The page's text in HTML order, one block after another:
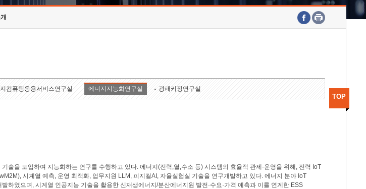
호남권연구본부
기획본부
컴퓨팅응용서비스연구실 에너지지능화연구실 광패키징연구실
술을 도입하여 지능화하는 연구를 수행하고 있다. 에너지(전력,열,수소 등) 시스템의 효율적 관제·운영을 위해, 전력 IoT
시계열 예측, 운영 최적화, 업무지원 LLM, 피지컬AI, 자율실험실 기술을 연구개발하고 있다. 에너지 분야 IoT
하였으며, 시계열 인공지능 기술을 활용한 신재생에너지/분산에너지원 발전·수요·가격 예측과 이를 연계한 ESS
TOP